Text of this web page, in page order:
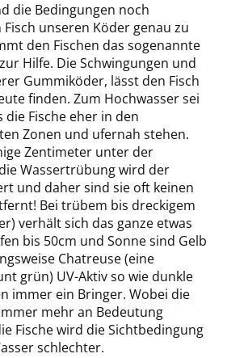
die Bedingungen noch
unseren Köder genau zu
den Fischen das sogenannte
Hilfe. Die Schwingungen und
Gummiköder, lässt den Fisch
finden. Zum Hochwasser sei
Fische eher in den
Zonen und ufernah stehen.
Zentimeter unter der
Wassertrübung wird der
und daher sind sie oft keinen
Bei trübem bis dreckigem
verhält sich das ganze etwas
bis 50cm und Sonne sind Gelb
Chatreuse (eine
grün) UV-Aktiv so wie dunkle
immer ein Bringer. Wobei die
mehr an Bedeutung
Fische wird die Sichtbedingung
schlechter.